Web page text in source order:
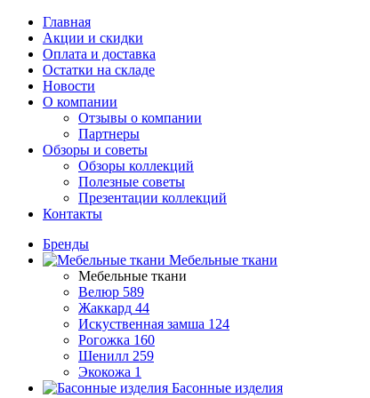
Главная
Акции и скидки
Оплата и доставка
Остатки на складе
Новости
О компании
Отзывы о компании
Партнеры
Обзоры и советы
Обзоры коллекций
Полезные советы
Презентации коллекций
Контакты
Бренды
Мебельные ткани
Мебельные ткани
Велюр 589
Жаккард 44
Искуственная замша 124
Рогожка 160
Шенилл 259
Экокожа 1
Басонные изделия